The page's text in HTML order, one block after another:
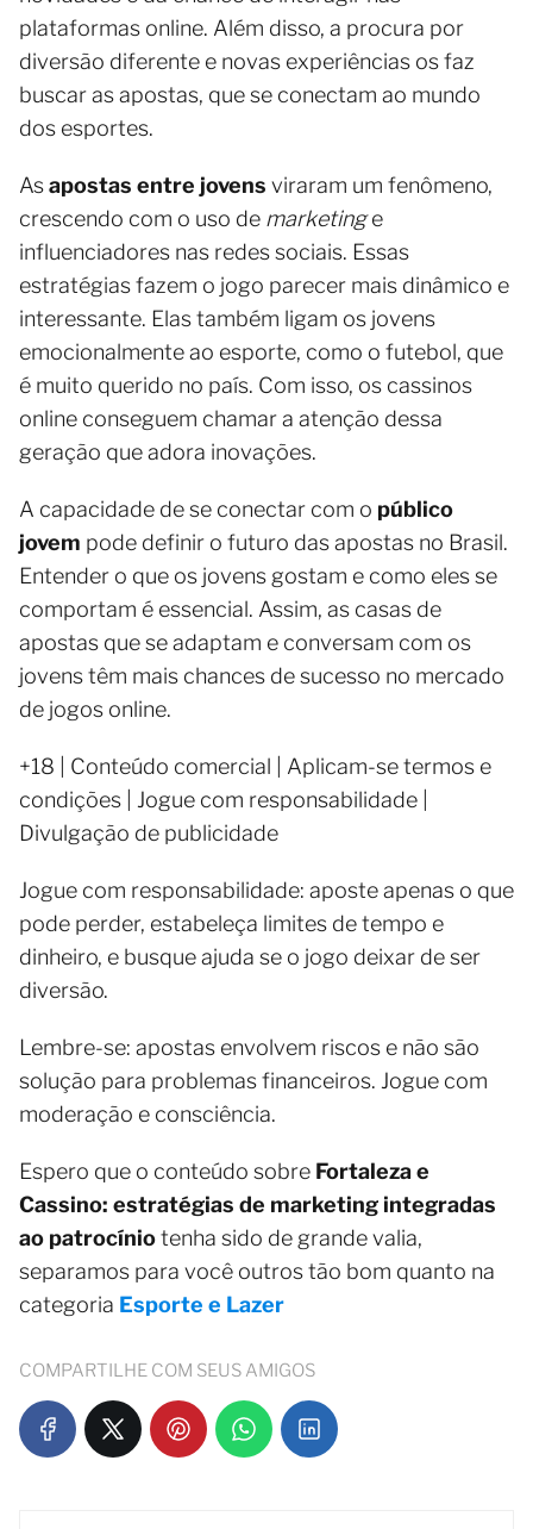
plataformas online. Além disso, a procura por
diversão diferente e novas experiências os faz
buscar as apostas, que se conectam ao mundo
dos esportes.
Asapostas entre jovens viraram um fenômeno,
crescendo com o uso de marketinge
influenciadores nas redes sociais. Essas
estratégias fazem o jogo parecer mais dinâmico e
interessante. Elas também ligam os jovens
emocionalmente ao esporte, como o futebol, que
é muito querido no país. Com isso, os cassinos
online conseguem chamar a atenção dessa
geração que adora inovações.
A capacidade de se conectar com o público
jovem pode definir o futuro das apostas no Brasil.
Entender o que os jovens gostam e como eles se
comportam é essencial. Assim, as casas de
apostas que se adaptam e conversam com os
jovens têm mais chances de sucesso no mercado
de jogos online.
+18 | Conteúdo comercial | Aplicam-se termos e
condições | Jogue com responsabilidade |
Divulgação de publicidade
Jogue com responsabilidade: aposte apenas o que
pode perder, estabeleça limites de tempo e
dinheiro, e busque ajuda se o jogo deixar de ser
diversão.
Lembre-se: apostas envolvem riscos e não são
solução para problemas financeiros. Jogue com
moderação e consciência.
Espero que o conteúdo sobre Fortaleza e
Cassino: estratégias de marketing integradas
ao patrocíniotenha sido de grande valia,
separamos para você outros tão bom quanto na
categoria Esporte e Lazer
COMPARTILHE COM SEUS AMIGOS